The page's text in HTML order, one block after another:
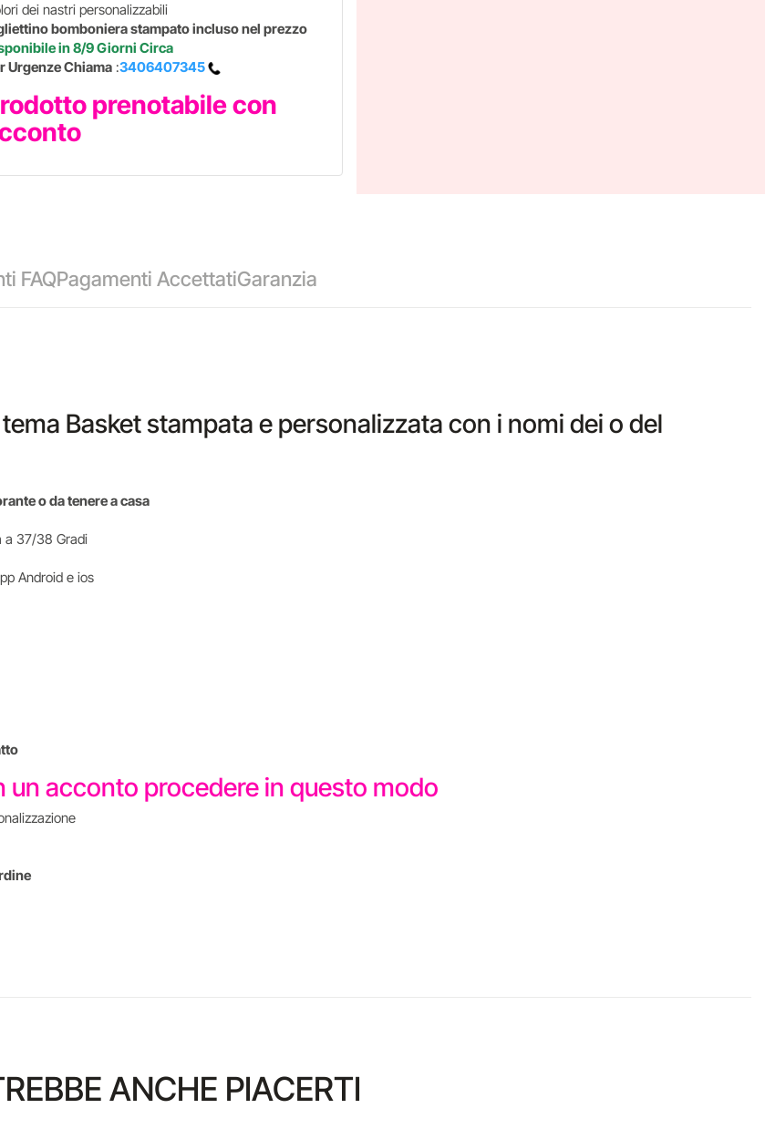
dei nastri personalizzabili
bomboniera stampato incluso nel prezzo
in 8/9 Giorni Circa
Urgenze Chiama:3406407345
prenotabile con
FAQPagamenti AccettatiGaranzia
Basket stampata e personalizzata con i nomi dei o del
o da tenere a casa
a 37/38 Gradi
Android e ios
acconto procedere in questo modo
ANCHE PIACERTI